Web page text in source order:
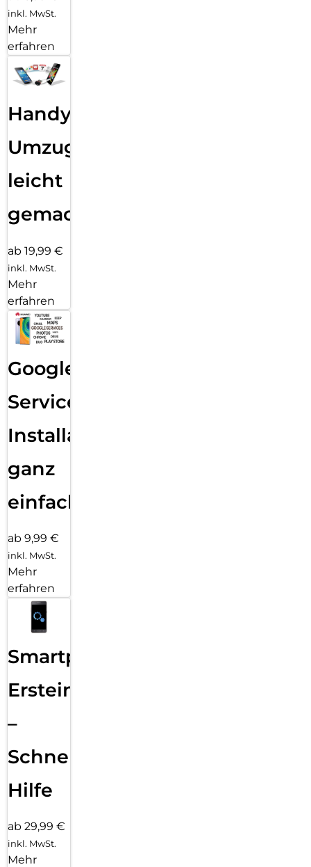
inkl. MwSt.
Mehr
erfahren
Handy
Umzug
leicht
gemacht!
ab 19,99 €
inkl. MwSt.
Mehr
erfahren
Google
Services
Installation
ganz
einfach
ab 9,99 €
inkl. MwSt.
Mehr
erfahren
Smartphone
Ersteinrichtung
–
Schnelle
Hilfe
ab 29,99 €
inkl. MwSt.
Mehr